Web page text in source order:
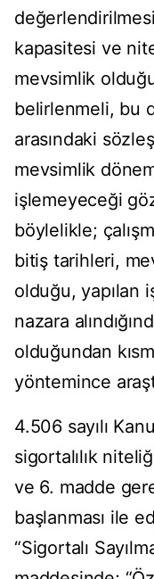
kapasitesi ve
mevsimlik
belirlenmeli, bu
arasındaki
mevsimlik
işlemeyeceği
böylelikle;
bitiş tarihleri,
olduğu, yapılan
nazara
olduğundan
yöntemince
4.506 sayılı
sigortalılık
ve 6. madde
başlanması ile
“Sigortalı